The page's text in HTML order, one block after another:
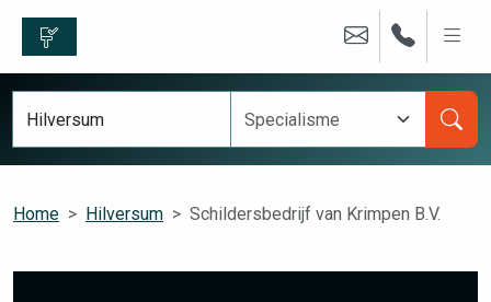
Home Hilversum Schildersbedrijf van Krimpen B.V.